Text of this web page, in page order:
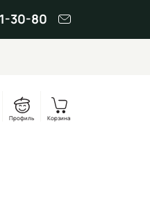
30-80
Профиль Корзина